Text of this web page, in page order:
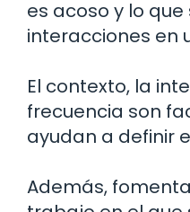
es acoso y lo
interacciones en
El contexto, la
frecuencia son
ayudan a definir
Además,